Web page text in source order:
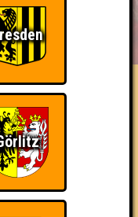
in einem Stechen
haben sie sich
für diese auch